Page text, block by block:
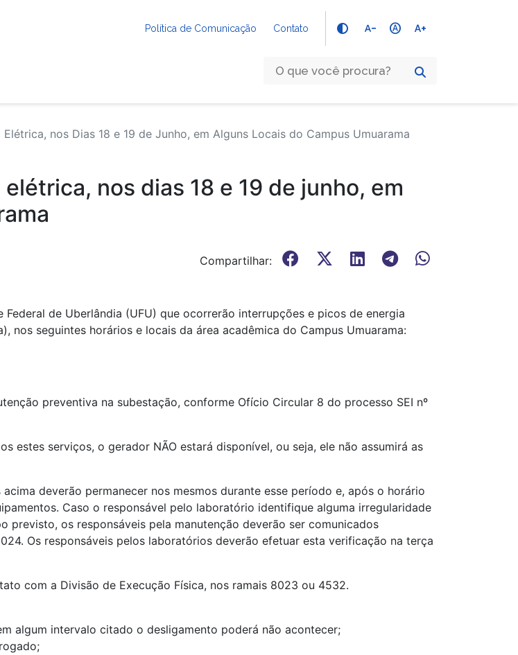
Política de Comunicação Contato text_decrease hdr_auto text_increase
nos Dias 18 e 19 de Junho, em Alguns Locais do Campus Umuarama
nos dias 18 e 19 de junho, em
Compartilhar:
de Uberlândia (UFU) que ocorrerão interrupções e picos de energia
nos seguintes horários e locais da área acadêmica do Campus Umuarama:
preventiva na subestação, conforme Ofício Circular 8 do processo SEI nº
estes serviços, o gerador NÃO estará disponível, ou seja, ele não assumirá as
deverão permanecer nos mesmos durante esse período e, após o horário
Caso o responsável pelo laboratório identifique alguma irregularidade
previsto, os responsáveis pela manutenção deverão ser comunicados
Os responsáveis pelos laboratórios deverão efetuar esta verificação na terça
com a Divisão de Execução Física, nos ramais 8023 ou 4532.
algum intervalo citado o desligamento poderá não acontecer;